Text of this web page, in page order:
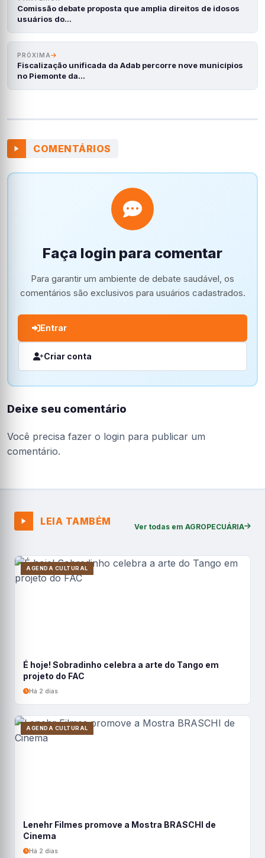
Comissão debate proposta que amplia direitos de idosos
usuários do…
PRÓXIMA
Fiscalização unificada da Adab percorre nove municípios
no Piemonte da…
COMENTÁRIOS
Faça login para comentar
Para garantir um ambiente de debate saudável, os
comentários são exclusivos para usuários cadastrados.
Entrar
Criar conta
Deixe seu comentário
Você precisa fazer o login para publicar um
comentário.
LEIA TAMBÉM Ver todas em AGROPECUÁRIA
AGENDA CULTURAL
É hoje! Sobradinho celebra a arte do Tango em
projeto do FAC
Há 2 dias
AGENDA CULTURAL
Lenehr Filmes promove a Mostra BRASCHI de
Cinema
Há 2 dias